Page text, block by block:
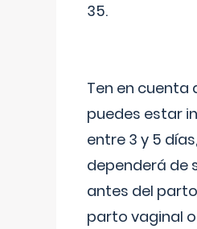
35.
Ten en cuenta
puedes estar
entre 3 y 5 días,
dependerá de
antes del
parto vaginal